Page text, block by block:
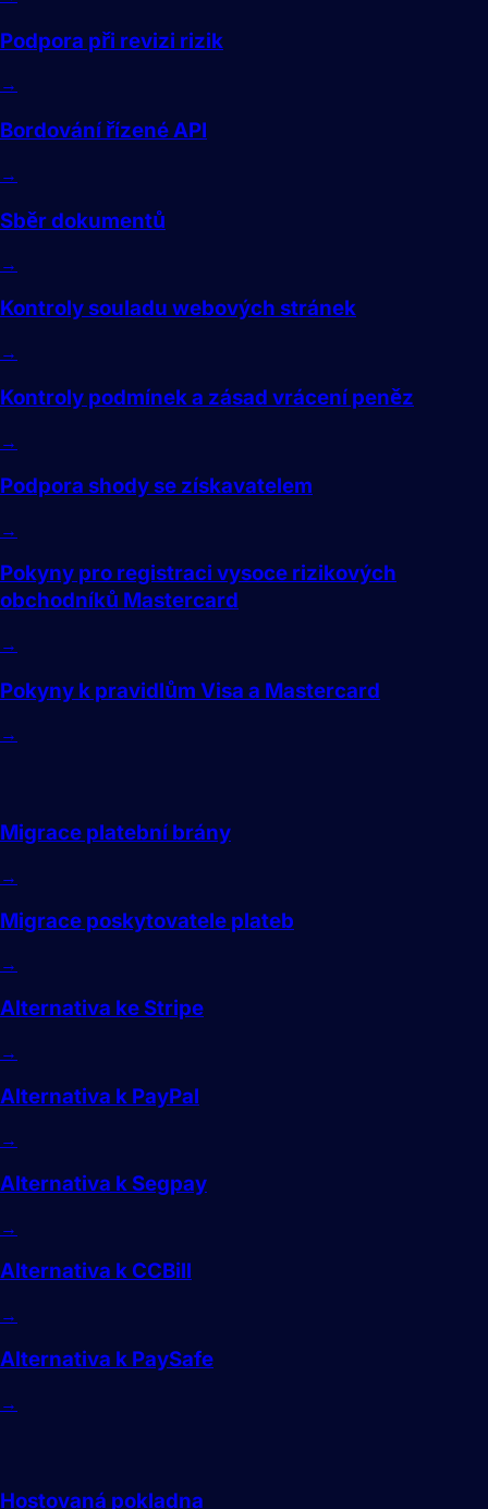
Podpora při revizi rizik
→
Bordování řízené API
→
Sběr dokumentů
→
Kontroly souladu webových stránek
→
Kontroly podmínek a zásad vrácení peněz
→
Podpora shody se získavatelem
→
Pokyny pro registraci vysoce rizikových
obchodníků Mastercard
→
Pokyny k pravidlům Visa a Mastercard
→
Migrace platební brány
→
Migrace poskytovatele plateb
→
Alternativa ke Stripe
→
Alternativa k PayPal
→
Alternativa k Segpay
→
Alternativa k CCBill
→
Alternativa k PaySafe
→
Hostovaná pokladna